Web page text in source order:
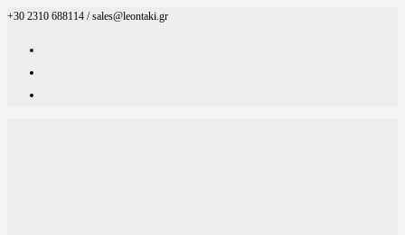
Skip
+30 2310 688114 / sales@leontaki.gr